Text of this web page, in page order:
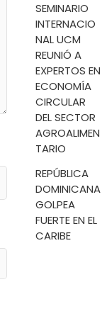
SEMINARIO
INTERNACIO
NAL UCM
REUNIÓ A
EXPERTOS EN
ECONOMÍA
CIRCULAR
DEL SECTOR
AGROALIMEN
TARIO
REPÚBLICA
DOMINICANA
GOLPEA
FUERTE EN EL
CARIBE